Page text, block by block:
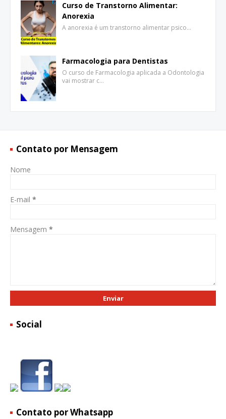
Curso de Transtorno Alimentar:
Anorexia
A anorexia é um transtorno alimentar psico…
Farmacologia para Dentistas
O curso de Farmacologia aplicada a Odontologia
vai mostrar c…
Contato por Mensagem
Nome
E-mail *
Mensagem *
Social
Contato por Whatsapp